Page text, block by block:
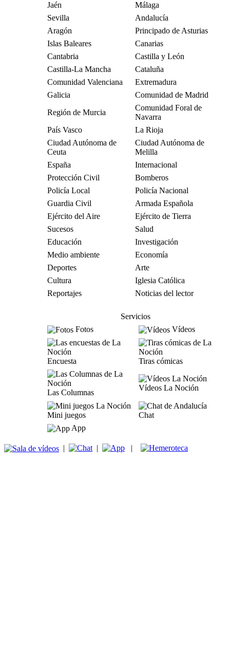
Jaén
Málaga
Sevilla
Andalucía
Aragón
Principado de Asturias
Islas Baleares
Canarias
Cantabria
Castilla y León
Castilla-La Mancha
Cataluña
Comunidad Valenciana
Extremadura
Galicia
Comunidad de Madrid
Región de Murcia
Comunidad Foral de
Navarra
País Vasco
La Rioja
Ciudad Autónoma de
Ceuta
Ciudad Autónoma de
Melilla
España
Internacional
Protección Civil
Bomberos
Policía Local
Policía Nacional
Guardia Civil
Armada Española
Ejército del Aire
Ejército de Tierra
Sucesos
Salud
Educación
Investigación
Medio ambiente
Economía
Deportes
Arte
Cultura
Iglesia Católica
Reportajes
Noticias del lector
Servicios
Fotos
Vídeos
Encuesta Tiras cómicas
Las Columnas
Vídeos La Noción
Mini juegos
Chat
App
| | |